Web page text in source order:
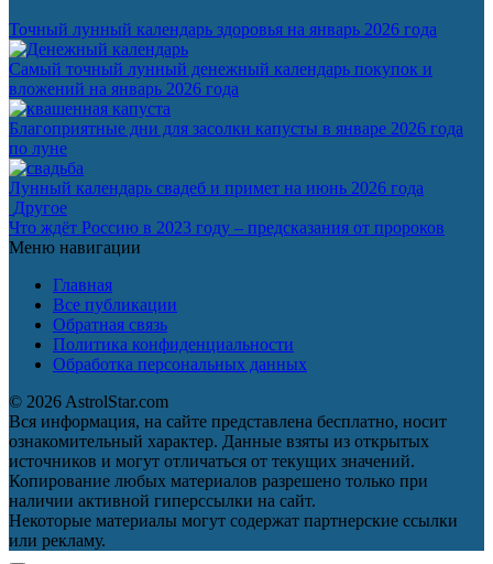
Точный лунный календарь здоровья на январь 2026 года
Самый точный лунный денежный календарь покупок и
вложений на январь 2026 года
Благоприятные дни для засолки капусты в январе 2026 года
по луне
Лунный календарь свадеб и примет на июнь 2026 года
Другое
Что ждёт Россию в 2023 году – предсказания от пророков
Меню навигации
Главная
Все публикации
Обратная связь
Политика конфиденциальности
Обработка персональных данных
© 2026 AstrolStar.com
Вся информация, на сайте представлена бесплатно, носит
ознакомительный характер. Данные взяты из открытых
источников и могут отличаться от текущих значений.
Копирование любых материалов разрешено только при
наличии активной гиперссылки на сайт.
Некоторые материалы могут содержат партнерские ссылки
или рекламу.